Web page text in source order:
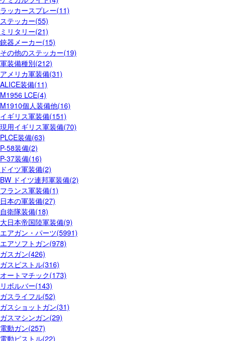
ラッカースプレー(11)
ステッカー(55)
ミリタリー(21)
銃器メーカー(15)
その他のステッカー(19)
軍装備種別(212)
アメリカ軍装備(31)
ALICE装備(11)
M1956 LCE(4)
M1910個人装備他(16)
イギリス軍装備(151)
現用イギリス軍装備(70)
PLCE装備(63)
P-58装備(2)
P-37装備(16)
ドイツ軍装備(2)
BW ドイツ連邦軍装備(2)
フランス軍装備(1)
日本の軍装備(27)
自衛隊装備(18)
大日本帝国陸軍装備(9)
エアガン・パーツ(5991)
エアソフトガン(978)
ガスガン(426)
ガスピストル(316)
オートマチック(173)
リボルバー(143)
ガスライフル(52)
ガスショットガン(31)
ガスマシンガン(29)
電動ガン(257)
電動ピストル(22)